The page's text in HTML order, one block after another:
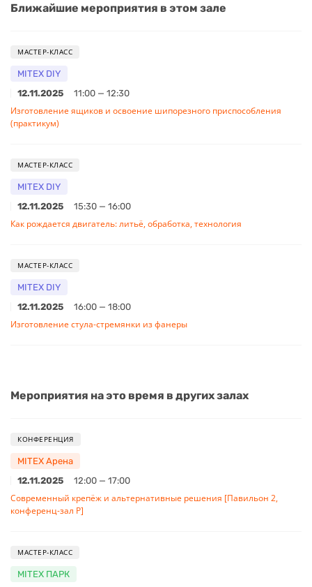
Ближайшие мероприятия в этом зале
МАСТЕР-КЛАСС
MITEX DIY
12.11.2025
11:00 — 12:30
Изготовление ящиков и освоение шипорезного приспособления
(практикум)
МАСТЕР-КЛАСС
MITEX DIY
12.11.2025
15:30 — 16:00
Как рождается двигатель: литьё, обработка, технология
МАСТЕР-КЛАСС
MITEX DIY
12.11.2025
16:00 — 18:00
Изготовление стула-стремянки из фанеры
Мероприятия на это время в других залах
КОНФЕРЕНЦИЯ
MITEX Арена
12.11.2025
12:00 — 17:00
Современный крепёж и альтернативные решения [Павильон 2,
конференц-зал Р]
МАСТЕР-КЛАСС
MITEX ПАРК